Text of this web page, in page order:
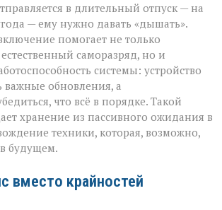
в длительный отпуск — на
— ему нужно давать «дышать».
помогает не только
саморазряд, но и
системы: устройство
важные обновления, а
что всё в порядке. Такой
хранение из пассивного ожидания в
техники, которая, возможно,
будущем.
вместо крайностей